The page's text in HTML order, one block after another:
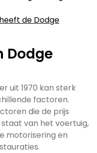
de Dodge
Dodge
uit 1970 kan sterk
factoren.
die de prijs
van het voertuig,
motorisering en